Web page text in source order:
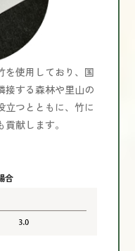
を使用しており、国
接する森林や里山の
立つとともに、竹に
献します。
合